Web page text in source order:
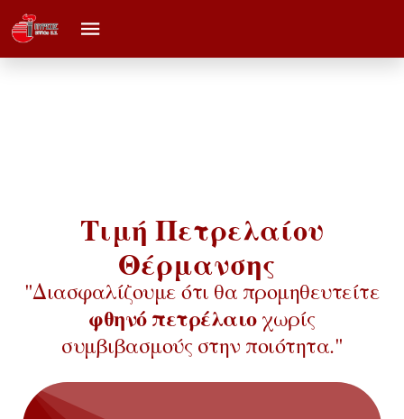
Τιμή Πετρελαίου
Θέρμανσης
"Διασφαλίζουμε ότι θα προμηθευτείτε
φθηνό πετρέλαιοχωρίς
συμβιβασμούς στην ποιότητα."